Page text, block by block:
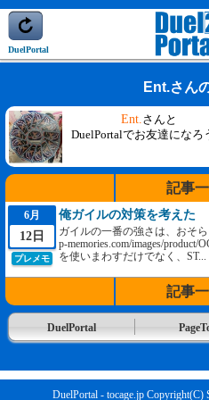
DuelPortal
Ent.さん
Ent.さんと
DuelPortalでお友達になろ
記事
6月
12日
プレメモ
俺ガイルの対策を考えた
ガイルの一番の強さは、おそ
p-memories.com/images/
を使いまわすだけでなく、ST...
記事
DuelPortal
DuelPortal - tocage.jp